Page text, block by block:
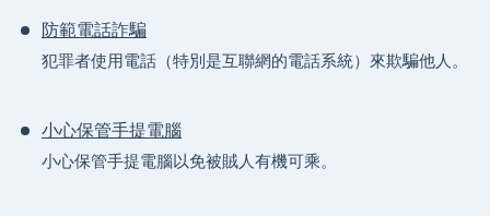
防範電話詐騙
犯罪者使用電話（特別是互聯網的電話系統）來欺騙他人。
小心保管手提電腦
小心保管手提電腦以免被賊人有機可乘。